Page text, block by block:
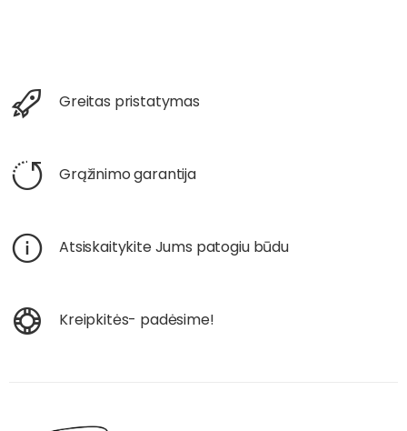
Greitas pristatymas
Grąžinimo garantija
Atsiskaitykite Jums patogiu būdu
Kreipkitės- padėsime!